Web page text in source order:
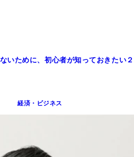
いために、初心者が知っておきたい２
経済・ビジネス